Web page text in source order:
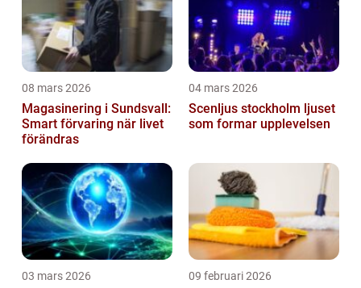
08 mars 2026
Magasinering i Sundsvall:
Smart förvaring när livet
förändras
04 mars 2026
Scenljus stockholm ljuset
som formar upplevelsen
03 mars 2026 09 februari 2026